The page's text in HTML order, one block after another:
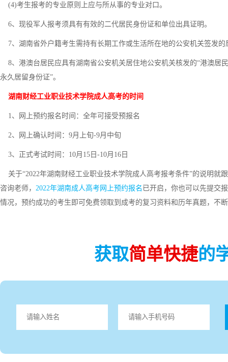
(4)考生报考的专业原则上应与所从事的专业对口。
6、现役军人报考须具有有效的二代居民身份证和单位出具证明。
7、湖南省外户籍考生需持有长期工作或生活所在地的公安机关签发的
8、港澳台居民应具有湖南省公安机关居住地公安机关核发的“港澳居
永久居留身份证”。
湖南财经工业职业技术学院成人高考的时间
1、网上预约报名时间：全年可接受预报名
2、网上确认时间：9月上旬-9月中旬
3、正式考试时间：10月15日-10月16日
关于“2022年湖南财经工业职业技术学院成人高考报考条件”的说明就
咨询老师， 2022年湖南成人高考网上预约报名 已开启，你也可以先提交
情况，预约成功的考生即可免费领取到成考的复习资料和历年真题，不
获取简单快捷的